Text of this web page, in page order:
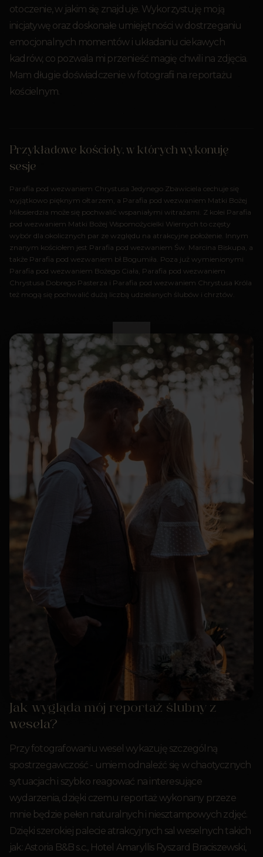
otoczenie, w jakim się znajduje. Wykorzystuję moją
inicjatywę oraz doskonałe umiejętności w dostrzeganiu
emocjonalnych momentów i układaniu ciekawych
kadrów, co pozwala mi przenieść magię chwili na zdjęcia.
Mam długie doświadczenie w fotografii na reportażu
kościelnym.
Przykładowe kościoły, w których wykonuję
sesje
Parafia pod wezwaniem Chrystusa Jedynego Zbawiciela cechuje się
wyjątkowo pięknym ołtarzem, a Parafia pod wezwaniem Matki Bożej
Miłosierdzia może się pochwalić wspaniałymi witrażami. Z kolei Parafia
pod wezwaniem Matki Bożej Wspomożycielki Wiernych to częsty
wybór dla okolicznych par ze względu na atrakcyjne położenie. Innym
znanym kościołem jest Parafia pod wezwaniem Św. Marcina Biskupa, a
także Parafia pod wezwaniem bł.Bogumiła. Poza już wymienionymi
Parafia pod wezwaniem Bożego Ciała, Parafia pod wezwaniem
Chrystusa Dobrego Pasterza i Parafia pod wezwaniem Chrystusa Króla
też mogą się pochwalić dużą liczbą udzielanych ślubów i chrztów.
Jak wygląda mój reportaż ślubny z
wesela?
Przy fotografowaniu wesel wykazuję szczególną
spostrzegawczość - umiem odnaleźć się w chaotycznych
sytuacjach i szybko reagować na interesujące
wydarzenia, dzięki czemu reportaż wykonany przeze
mnie będzie pełen naturalnych i niesztampowych zdjęć.
Dzięki szerokiej palecie atrakcyjnych sal weselnych takich
jak: Astoria B&B s.c., Hotel Amaryllis Ryszard Braciszewski,